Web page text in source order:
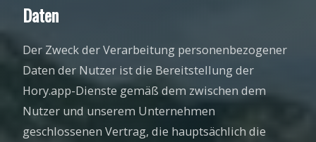
Daten
Der Zweck der Verarbeitung personenbezogener
Daten der Nutzer ist die Bereitstellung der
Hory.app-Dienste gemäß dem zwischen dem
Nutzer und unserem Unternehmen
geschlossenen Vertrag, die hauptsächlich die